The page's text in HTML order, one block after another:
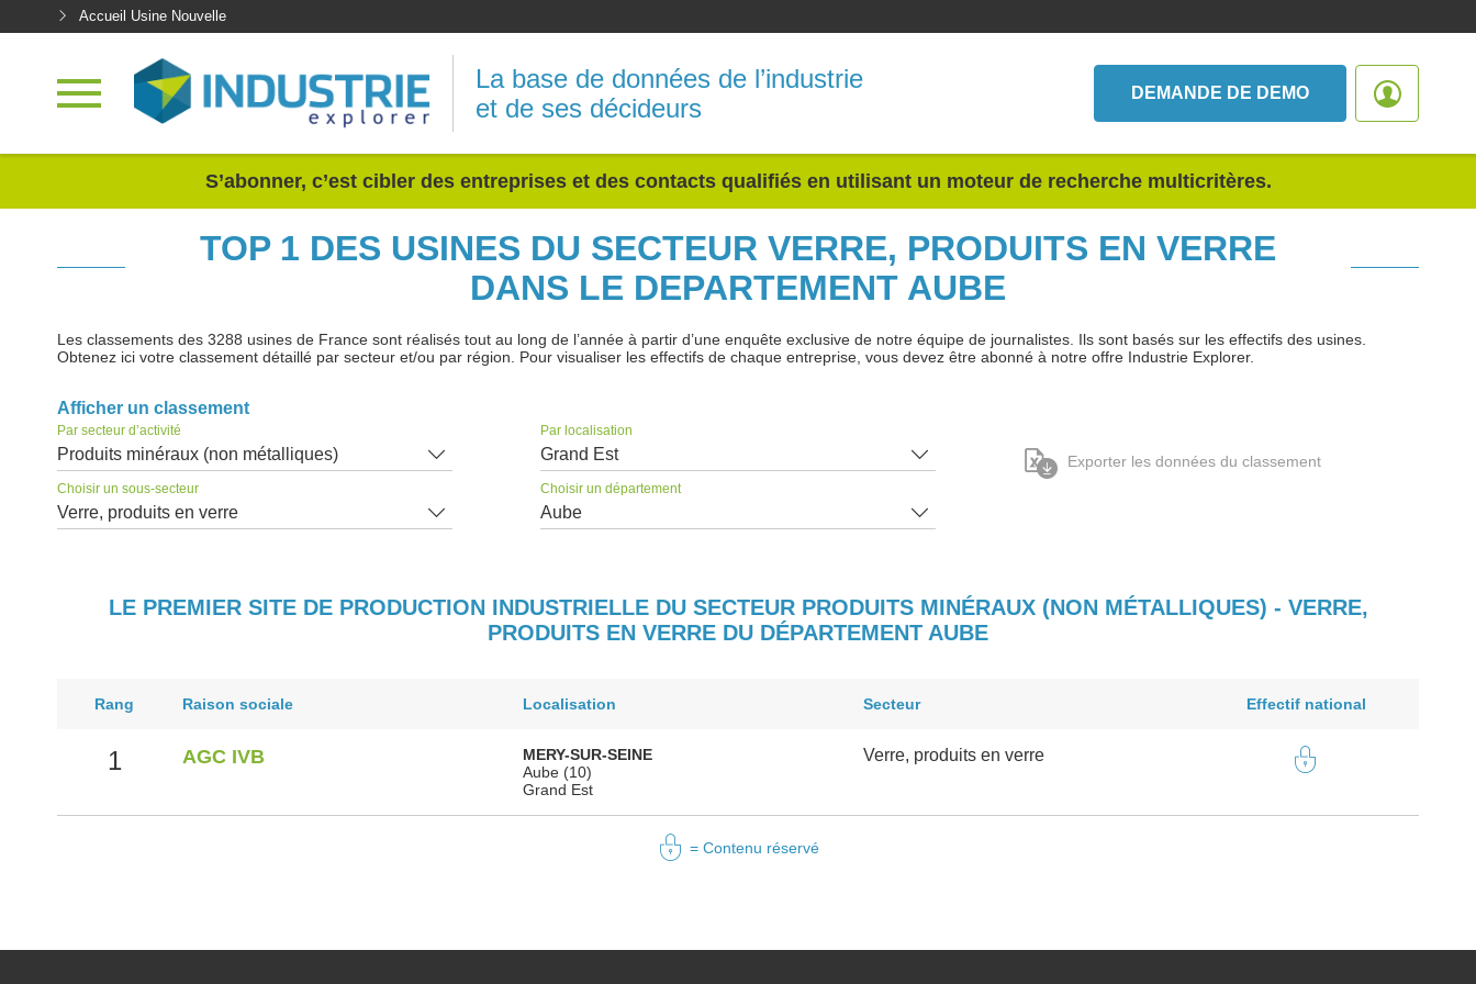
Accueil Usine Nouvelle
La base de données de l’industrie
et de ses décideurs
DEMANDE DE DEMO
S’abonner, c’est cibler des entreprises et des contacts qualifiés en utilisant un moteur de recherche multicritères.
TOP 1 DES USINES DU SECTEUR VERRE, PRODUITS EN VERRE
DANS LE DEPARTEMENT AUBE
Les classements des 3288 usines de France sont réalisés tout au long de l’année à partir d’une enquête exclusive de notre équipe de journalistes. Ils sont basés sur les effectifs des usines.
Obtenez ici votre classement détaillé par secteur et/ou par région. Pour visualiser les effectifs de chaque entreprise, vous devez être abonné à notre offre Industrie Explorer.
Afficher un classement
Par secteur d’activité
Produits minéraux (non métalliques)
Choisir un sous-secteur
Verre, produits en verre
Par localisation
Grand Est
Choisir un département
Aube
Exporter les données du classement
LE PREMIER SITE DE PRODUCTION INDUSTRIELLE DU SECTEUR PRODUITS MINÉRAUX (NON MÉTALLIQUES) - VERRE,
PRODUITS EN VERRE DU DÉPARTEMENT AUBE
Rang Raison sociale Localisation Secteur Effectif national
1 AGC IVB
MERY-SUR-SEINE
Aube (10)
Grand Est
Verre, produits en verre
= Contenu réservé